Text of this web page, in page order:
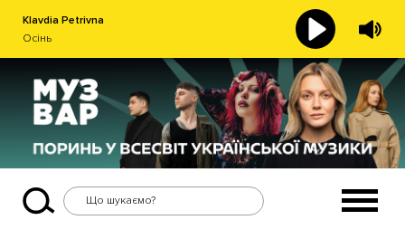
Klavdia Petrivna
Осінь